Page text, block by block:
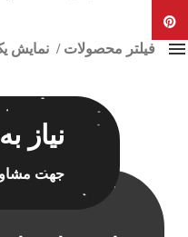
فیلتر محصولات
نمایش
فقط نمایش محصولات
نیاز
جهت